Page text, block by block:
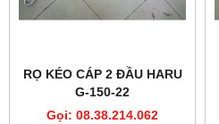
RỌ KÉO CÁP 2 ĐẦU HARU
G-150-22
Gọi: 08.38.214.062